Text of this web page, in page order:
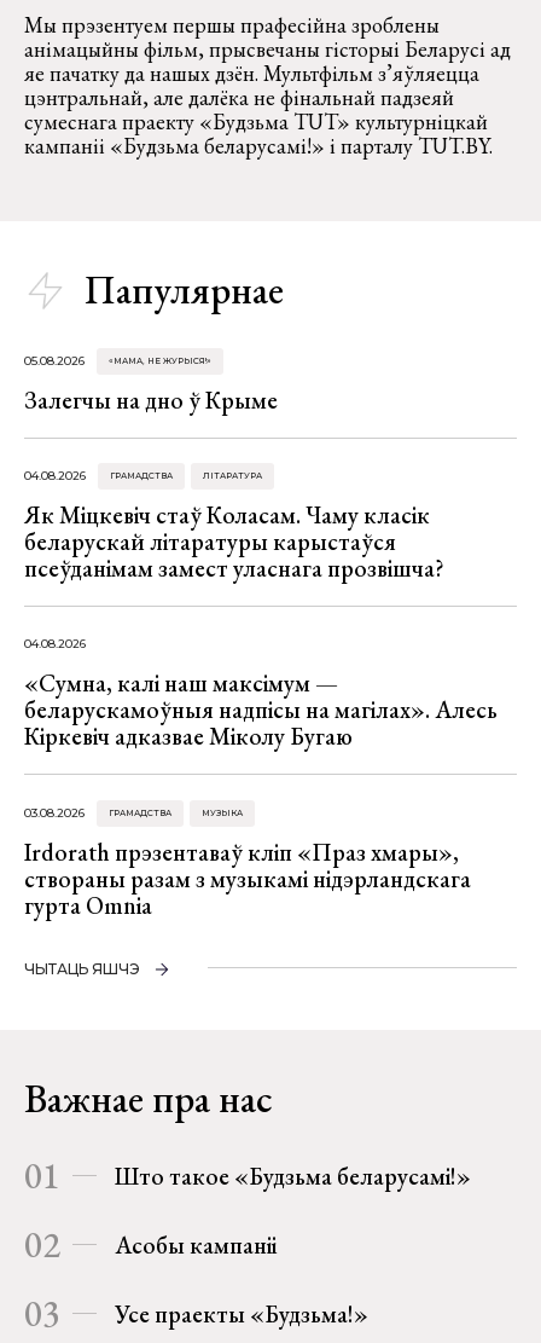
Мы прэзентуем першы прафесійна зроблены
анімацыйны фільм, прысвечаны гісторыі Беларусі ад
яе пачатку да нашых дзён. Мультфільм з’яўляецца
цэнтральнай, але далёка не фінальнай падзеяй
сумеснага праекту «Будзьма TUT» культурніцкай
кампаніі «Будзьма беларусамі!» і парталу TUT.BY.
Папулярнае
05.08.2026 «МАМА, НЕ ЖУРЫСЯ!»
Залегчы на дно ў Крыме
04.08.2026 ГРАМАДСТВА ЛІТАРАТУРА
Як Міцкевіч стаў Коласам. Чаму класік
беларускай літаратуры карыстаўся
псеўданімам замест уласнага прозвішча?
04.08.2026
«Сумна, калі наш максімум —
беларускамоўныя надпісы на магілах». Алесь
Кіркевіч адказвае Міколу Бугаю
03.08.2026 ГРАМАДСТВА МУЗЫКА
Irdorath прэзентаваў кліп «Праз хмары»,
створаны разам з музыкамі нідэрландскага
гурта Omnia
ЧЫТАЦЬ ЯШЧЭ
Важнае пра нас
01 Што такое «Будзьма беларусамі!»
02 Асобы кампаніі
03 Усе праекты «Будзьма!»